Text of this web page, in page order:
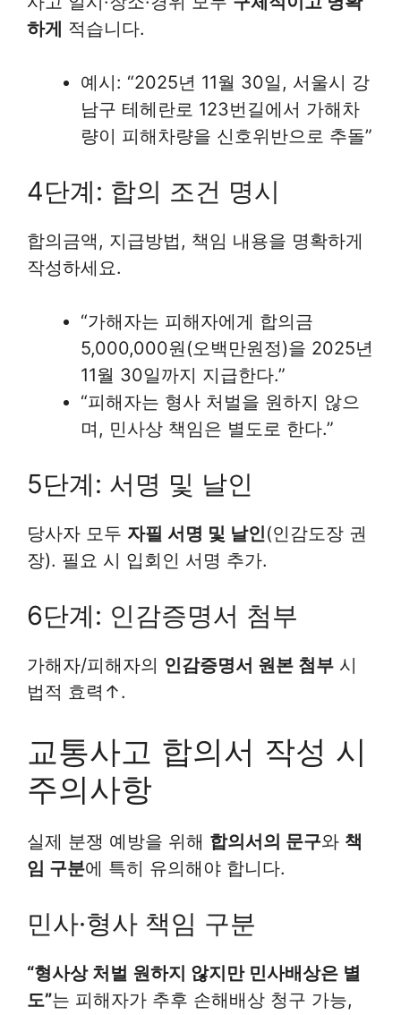
하게 적습니다.
예시: “2025년 11월 30일, 서울시 강
남구 테헤란로 123번길에서 가해차
량이 피해차량을 신호위반으로 추돌”
4단계: 합의 조건 명시
합의금액, 지급방법, 책임 내용을 명확하게
작성하세요.
“가해자는 피해자에게 합의금
5,000,000원(오백만원정)을 2025년
11월 30일까지 지급한다.”
“피해자는 형사 처벌을 원하지 않으
며, 민사상 책임은 별도로 한다.”
5단계: 서명 및 날인
당사자 모두 자필 서명 및 날인(인감도장 권
장). 필요 시 입회인 서명 추가.
6단계: 인감증명서 첨부
가해자/피해자의 인감증명서 원본 첨부 시
법적 효력↑.
교통사고 합의서 작성 시
주의사항
실제 분쟁 예방을 위해 합의서의 문구와 책
임 구분에 특히 유의해야 합니다.
민사·형사 책임 구분
“형사상 처벌 원하지 않지만 민사배상은 별
도”는 피해자가 추후 손해배상 청구 가능,